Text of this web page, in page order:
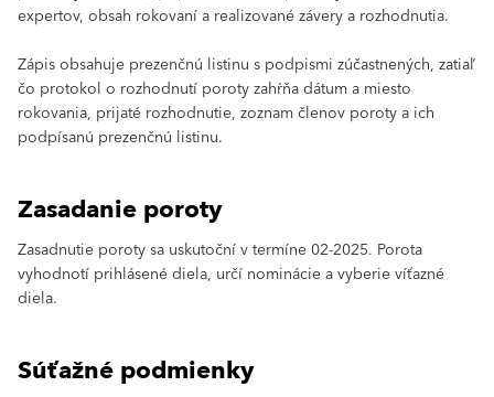
expertov, obsah rokovaní a realizované závery a rozhodnutia.
Zápis obsahuje prezenčnú listinu s podpismi zúčastnených, zatiaľ
čo protokol o rozhodnutí poroty zahŕňa dátum a miesto
rokovania, prijaté rozhodnutie, zoznam členov poroty a ich
podpísanú prezenčnú listinu.
Zasadanie poroty
Zasadnutie poroty sa uskutoční v termíne 02-2025. Porota
vyhodnotí prihlásené diela, určí nominácie a vyberie víťazné
diela.
Súťažné podmienky